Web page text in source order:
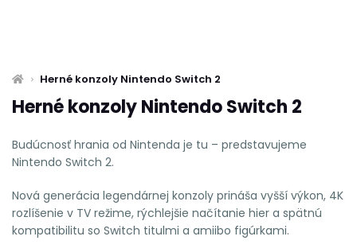
Herné konzoly Nintendo Switch 2
Herné konzoly Nintendo Switch 2
Budúcnosť hrania od Nintenda je tu – predstavujeme
Nintendo Switch 2.
Nová generácia legendárnej konzoly prináša vyšší výkon, 4K
rozlíšenie v TV režime, rýchlejšie načítanie hier a spätnú
kompatibilitu so Switch titulmi a amiibo figúrkami.